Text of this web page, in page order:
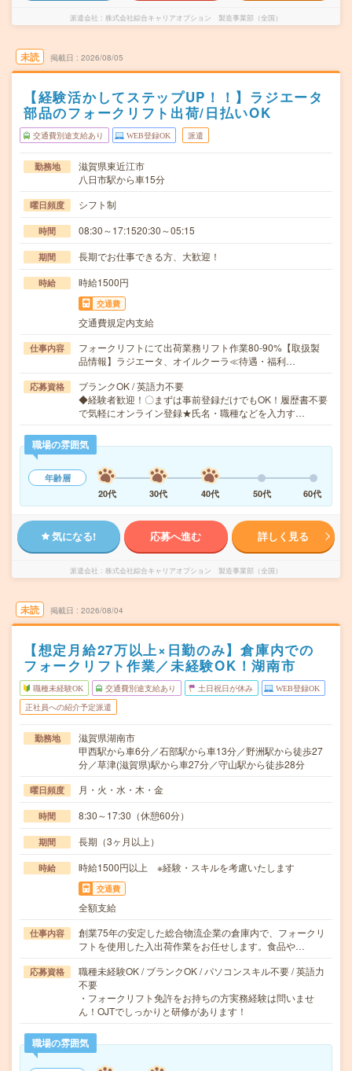
派遣会社 株式会社綜合キャリアオプション 製造事業部（全国）
未読 掲載日 2026/08/05
【経験活かしてステップUP！！】ラジエータ
部品のフォークリフト出荷/日払いOK
交通費別途支給あり WEB登録OK 派遣
勤務地
滋賀県東近江市
八日市駅から車15分
曜日頻度 シフト制
時間 08:30～17:1520:30～05:15
期間 長期でお仕事できる方、大歓迎！
時給 時給1500円
交通費
交通費規定内支給
仕事内容
フォークリフトにて出荷業務リフト作業80-90%【取扱製
品情報】ラジエータ、オイルクーラ≪待遇・福利…
応募資格
ブランクOK / 英語力不要
◆経験者歓迎！〇まずは事前登録だけでもOK！履歴書不要
で気軽にオンライン登録★氏名・職種などを入力す…
職場の雰囲気
年齢層
20代
30代 40代 50代 60代
気になる! 応募へ進む 詳しく見る
派遣会社 株式会社綜合キャリアオプション 製造事業部（全国）
未読 掲載日 2026/08/04
【想定月給27万以上×日勤のみ】倉庫内での
フォークリフト作業／未経験OK！湖南市
職種未経験OK 交通費別途支給あり 土日祝日が休み WEB登録OK
正社員への紹介予定派遣
勤務地
滋賀県湖南市
甲西駅から車6分／石部駅から車13分／野洲駅から徒歩27
分／草津(滋賀県)駅から車27分／守山駅から徒歩28分
曜日頻度 月・火・水・木・金
時間 8:30～17:30（休憩60分）
期間 長期（3ヶ月以上）
時給 時給1500円以上 ※経験・スキルを考慮いたします
交通費
全額支給
仕事内容
創業75年の安定した総合物流企業の倉庫内で、フォークリ
フトを使用した入出荷作業をお任せします。食品や…
応募資格
職種未経験OK / ブランクOK / パソコンスキル不要 / 英語力
不要
・フォークリフト免許をお持ちの方実務経験は問いませ
ん！OJTでしっかりと研修があります！
職場の雰囲気